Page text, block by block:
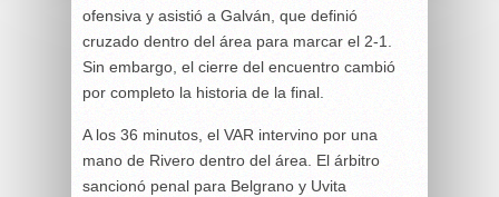
ofensiva y asistió a Galván, que definió
cruzado dentro del área para marcar el 2-1.
Sin embargo, el cierre del encuentro cambió
por completo la historia de la final.
A los 36 minutos, el VAR intervino por una
mano de Rivero dentro del área. El árbitro
sancionó penal para Belgrano y Uvita